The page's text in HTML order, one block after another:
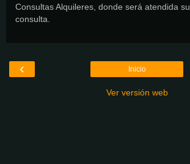
Consultas Alquileres, donde será atendida su
consulta.
‹ Inicio
Ver versión web